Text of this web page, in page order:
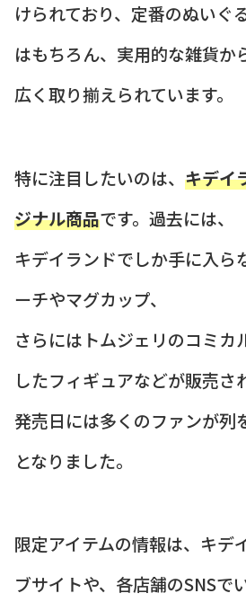
けられており、定番のぬいぐ
はもちろん、実用的な雑貨か
広く取り揃えられています。
特に注目したいのは、 キデイ
ジナル商品です。過去には、
キデイランドでしか手に入ら
ーチやマグカップ、
さらにはトムジェリのコミカ
したフィギュアなどが販売さ
発売日には多くのファンが列
となりました。
限定アイテムの情報は、キデ
ブサイトや、各店舗のSNSで